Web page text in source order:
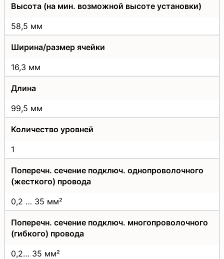
Высота (на мин. возможной высоте установки)
58,5 мм
Ширина/размер ячейки
16,3 мм
Длина
99,5 мм
Количество уровней
1
Поперечн. сечение подключ. однопроволочного
(жесткого) провода
0,2 … 35 мм²
Поперечн. сечение подключ. многопроволочного
(гибкого) провода
0,2… 35 мм²